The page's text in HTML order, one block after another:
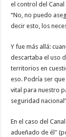
el control del
“No, no puedo
decir esto, los
Y fue más allá:
descartaba el uso
territorios en
eso. Podría ser
vital para nuestro
seguridad
En el caso del
adueñado de él"